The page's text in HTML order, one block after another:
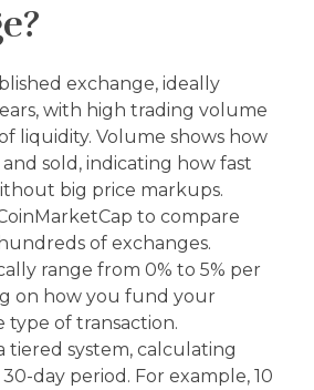
exchange, ideally
with high trading volume
liquidity. Volume shows how
sold, indicating how fast
big price markups.
to compare
of exchanges.
range from 0% to 5% per
on how you fund your
of transaction.
tiered system, calculating
day period. For example, 10